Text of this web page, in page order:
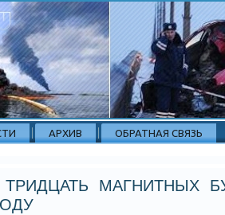
АРХИВ ОБРАТНАЯ СВЯЗЬ
МАГНИТНЫХ